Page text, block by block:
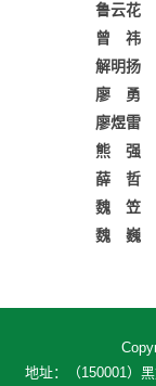
鲁云花
曾 祎
解明扬
廖 勇
廖煜雷
熊 强
薛 哲
魏 笠
魏 巍
地址：（150001）